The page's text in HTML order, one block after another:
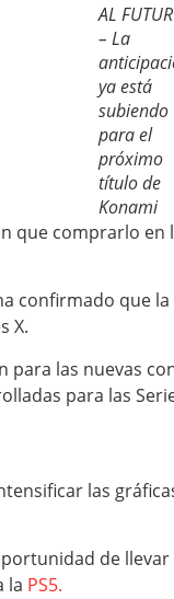
AL
– La
ya está
subiendo
para el
próximo
título de
Konami
que comprarlo
confirmado que
X.
para las nuevas
para las
las
de
la PS5.